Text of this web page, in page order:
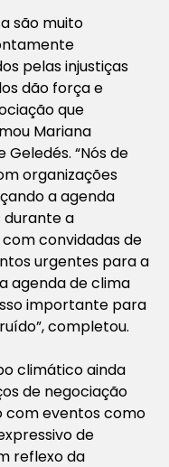
são muito
pelas injustiças
dão força e
que
Mariana
“Nós de
organizações
a agenda
durante a
convidadas de
urgentes para a
agenda de clima
importante para
completou.
climático ainda
de negociação
com eventos como
de
reflexo da